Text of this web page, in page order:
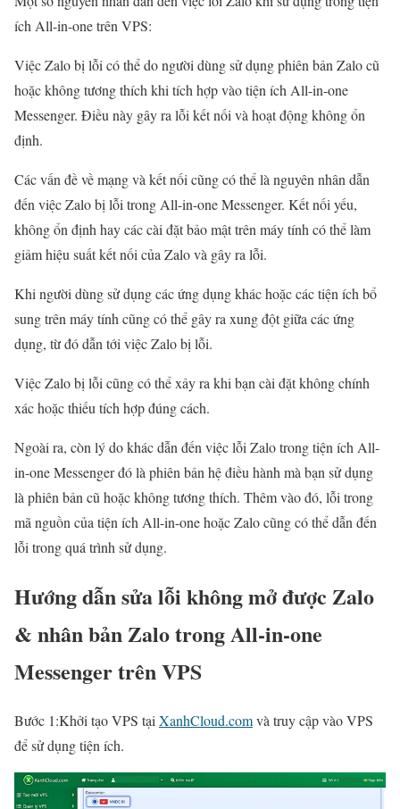
ích All-in-one trên VPS:
Việc Zalo bị lỗi có thể do người dùng sử dụng phiên bản Zalo cũ
hoặc không tương thích khi tích hợp vào tiện ích All-in-one
Messenger. Điều này gây ra lỗi kết nối và hoạt động không ổn
định.
Các vấn đề về mạng và kết nối cũng có thể là nguyên nhân dẫn
đến việc Zalo bị lỗi trong All-in-one Messenger. Kết nối yếu,
không ổn định hay các cài đặt bảo mật trên máy tính có thể làm
giảm hiệu suất kết nối của Zalo và gây ra lỗi.
Khi người dùng sử dụng các ứng dụng khác hoặc các tiện ích bổ
sung trên máy tính cũng có thể gây ra xung đột giữa các ứng
dụng, từ đó dẫn tới việc Zalo bị lỗi.
Việc Zalo bị lỗi cũng có thể xảy ra khi bạn cài đặt không chính
xác hoặc thiếu tích hợp đúng cách.
Ngoài ra, còn lý do khác dẫn đến việc lỗi Zalo trong tiện ích All-
in-one Messenger đó là phiên bản hệ điều hành mà bạn sử dụng
là phiên bản cũ hoặc không tương thích. Thêm vào đó, lỗi trong
mã nguồn của tiện ích All-in-one hoặc Zalo cũng có thể dẫn đến
lỗi trong quá trình sử dụng.
Hướng dẫn sửa lỗi không mở được Zalo
& nhân bản Zalo trong All-in-one
Messenger trên VPS
Bước 1:Khởi tạo VPS tại XanhCloud.comvà truy cập vào VPS
để sử dụng tiện ích.